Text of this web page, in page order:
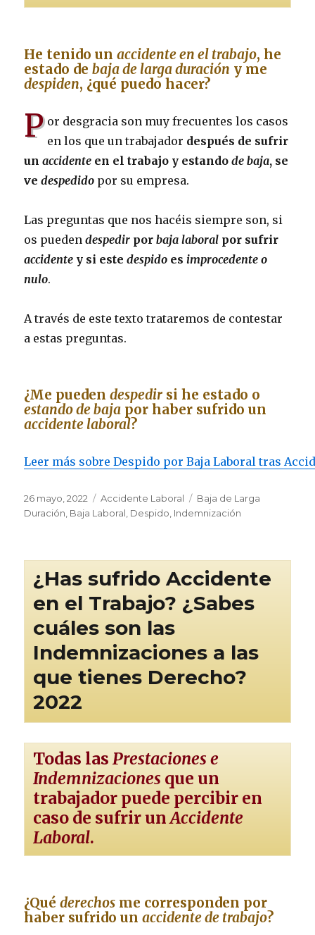
He tenido unaccidente en el trabajo, he
estado debaja de larga duración y me
despiden, ¿qué puedo hacer?
P or desgracia son muy frecuentes los casos
en los que un trabajador después de sufrir
unaccidente en el trabajo y estandode baja, se
vedespedido por su empresa.
Las preguntas que nos hacéis siempre son, si
os puedendespedir porbaja laboral por sufrir
accidente y si estedespido es improcedente o
nulo.
A través de este texto trataremos de contestar
a estas preguntas.
¿Me puedendespedir si he estado o
estando de baja por haber sufrido un
accidente laboral?
Leer más sobre Despido por Baja Laboral tras
Publicado
el
26 mayo, 2022 Categorías
Accidente Laboral Etiquetas
Baja de Larga
Duración Baja Laboral Despido Indemnización
¿Has sufrido Accidente
en el Trabajo? ¿Sabes
cuáles son las
Indemnizaciones a las
que tienes Derecho?
2022
Todas lasPrestaciones e
Indemnizaciones que un
trabajador puede percibir en
caso de sufrir unAccidente
Laboral.
¿Quéderechos me corresponden por
haber sufrido unaccidente de trabajo?